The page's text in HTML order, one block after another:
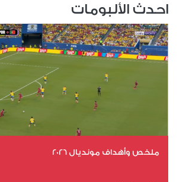
احدث الألبومات
ملخص وأهداف مونديال 2026